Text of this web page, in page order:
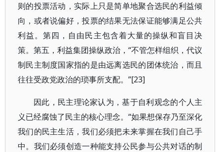
则的投票活动，实际上只是简单地聚合选民的利益倾
向，或者说偏好，投票的结果无法保证能够满足公共
利益。第四，自由民主包含着大量的操纵和盲目决
策。第五，利益集团操纵政治，“不管怎样组织，代议
制民主制度国家指的是由远离选民的团体统治，而且
往往受政党政治的琐事所支配。”[23]
因此，民主理论家认为，基于自利观念的个人主
义已经腐蚀了民主的核心理念。“如果想保存乃至深化
我们的民主生活，我们必须把未来掌握在我们自己手
中。我们必须创造一种能支持公民参与公共对话的制